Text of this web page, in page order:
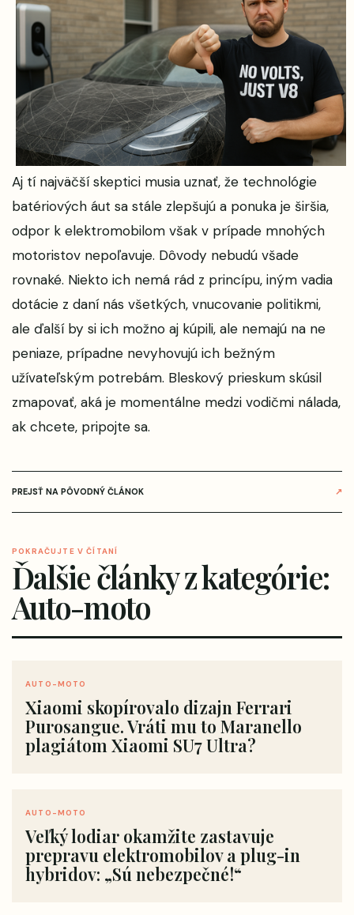
Aj tí najväčší skeptici musia uznať, že technológie
batériových áut sa stále zlepšujú a ponuka je širšia,
odpor k elektromobilom však v prípade mnohých
motoristov nepoľavuje. Dôvody nebudú všade
rovnaké. Niekto ich nemá rád z princípu, iným vadia
dotácie z daní nás všetkých, vnucovanie politikmi,
ale ďalší by si ich možno aj kúpili, ale nemajú na ne
peniaze, prípadne nevyhovujú ich bežným
užívateľským potrebám. Bleskový prieskum skúsil
zmapovať, aká je momentálne medzi vodičmi nálada,
ak chcete, pripojte sa.
PREJSŤ NA PÔVODNÝ ČLÁNOK ↗
POKRAČUJTE V ČÍTANÍ
Ďalšie články z kategórie:
Auto-moto
AUTO-MOTO
Xiaomi skopírovalo dizajn Ferrari
Purosangue. Vráti mu to Maranello
plagiátom Xiaomi SU7 Ultra?
AUTO-MOTO
Veľký lodiar okamžite zastavuje
prepravu elektromobilov a plug-in
hybridov: „Sú nebezpečné!“